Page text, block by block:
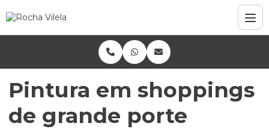
Pintura em shoppings
de grande porte